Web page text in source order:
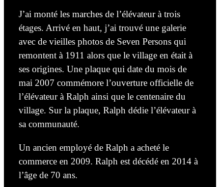
J’ai monté les marches de l’élévateur à trois
étages. Arrivé en haut, j’ai trouvé une galerie
avec de vieilles photos de Seven Persons qui
remontent à 1911 alors que le village en était à
ses origines. Une plaque qui date du mois de
mai 2007 commémore l’ouverture officielle de
l’élévateur à Ralph ainsi que le centenaire du
village. Sur la plaque, Ralph dédie l’élévateur à
sa communauté.
Un ancien employé de Ralph a acheté le
commerce en 2009. Ralph est décédé en 2014 à
l’âge de 70 ans.